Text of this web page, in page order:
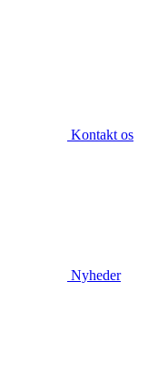
Kontakt os
Nyheder